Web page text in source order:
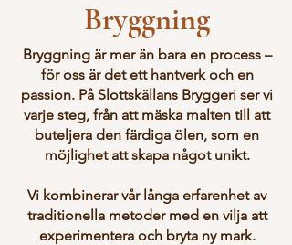
Bryggning
Bryggning är mer än bara en process –
för oss är det ett hantverk och en
passion. På Slottskällans Bryggeri ser vi
varje steg, från att mäska malten till att
buteljera den färdiga ölen, som en
möjlighet att skapa något unikt.
Vi kombinerar vår långa erfarenhet av
traditionella metoder med en vilja att
experimentera och bryta ny mark.